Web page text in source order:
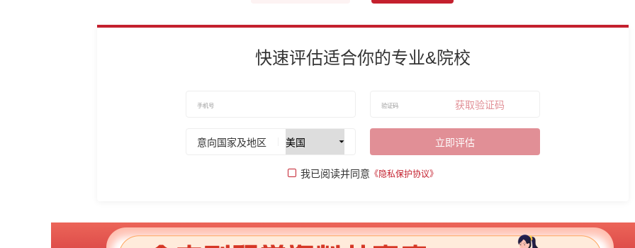
快速评估适合你的专业&院校
获取验证码
意向国家及地区 立即评估
我已阅读并同意 《隐私保护协议》